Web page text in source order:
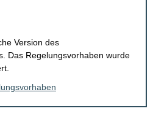
Version des
Das Regelungsvorhaben wurde